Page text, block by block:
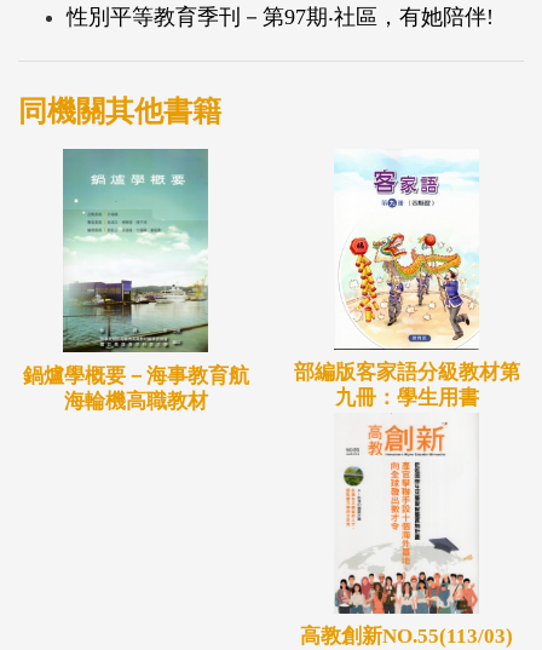
性別平等教育季刊－第97期‧社區，有她陪伴!
同機關其他書籍
鍋爐學概要－海事教育航
海輪機高職教材
部編版客家語分級教材第
九冊：學生用書
高教創新NO.55(113/03)